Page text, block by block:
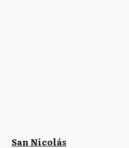
San Nicolás